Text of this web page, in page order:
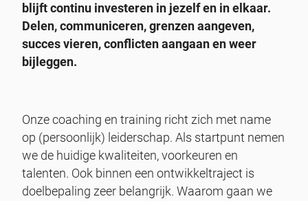
blijft continu investeren in jezelf en in elkaar.
Delen, communiceren, grenzen aangeven,
succes vieren, conflicten aangaan en weer
bijleggen.
Onze coaching en training richt zich met name
op (persoonlijk) leiderschap. Als startpunt nemen
we de huidige kwaliteiten, voorkeuren en
talenten. Ook binnen een ontwikkeltraject is
doelbepaling zeer belangrijk. Waarom gaan we